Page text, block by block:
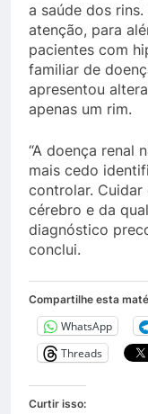
a saúde dos
atenção, para
pacientes com
familiar de
apresentou
apenas um rim.
“A doença renal
mais cedo
controlar.
cérebro e da
diagnóstico
conclui.
Compartilhe esta
WhatsApp
Threads
Curtir isso: